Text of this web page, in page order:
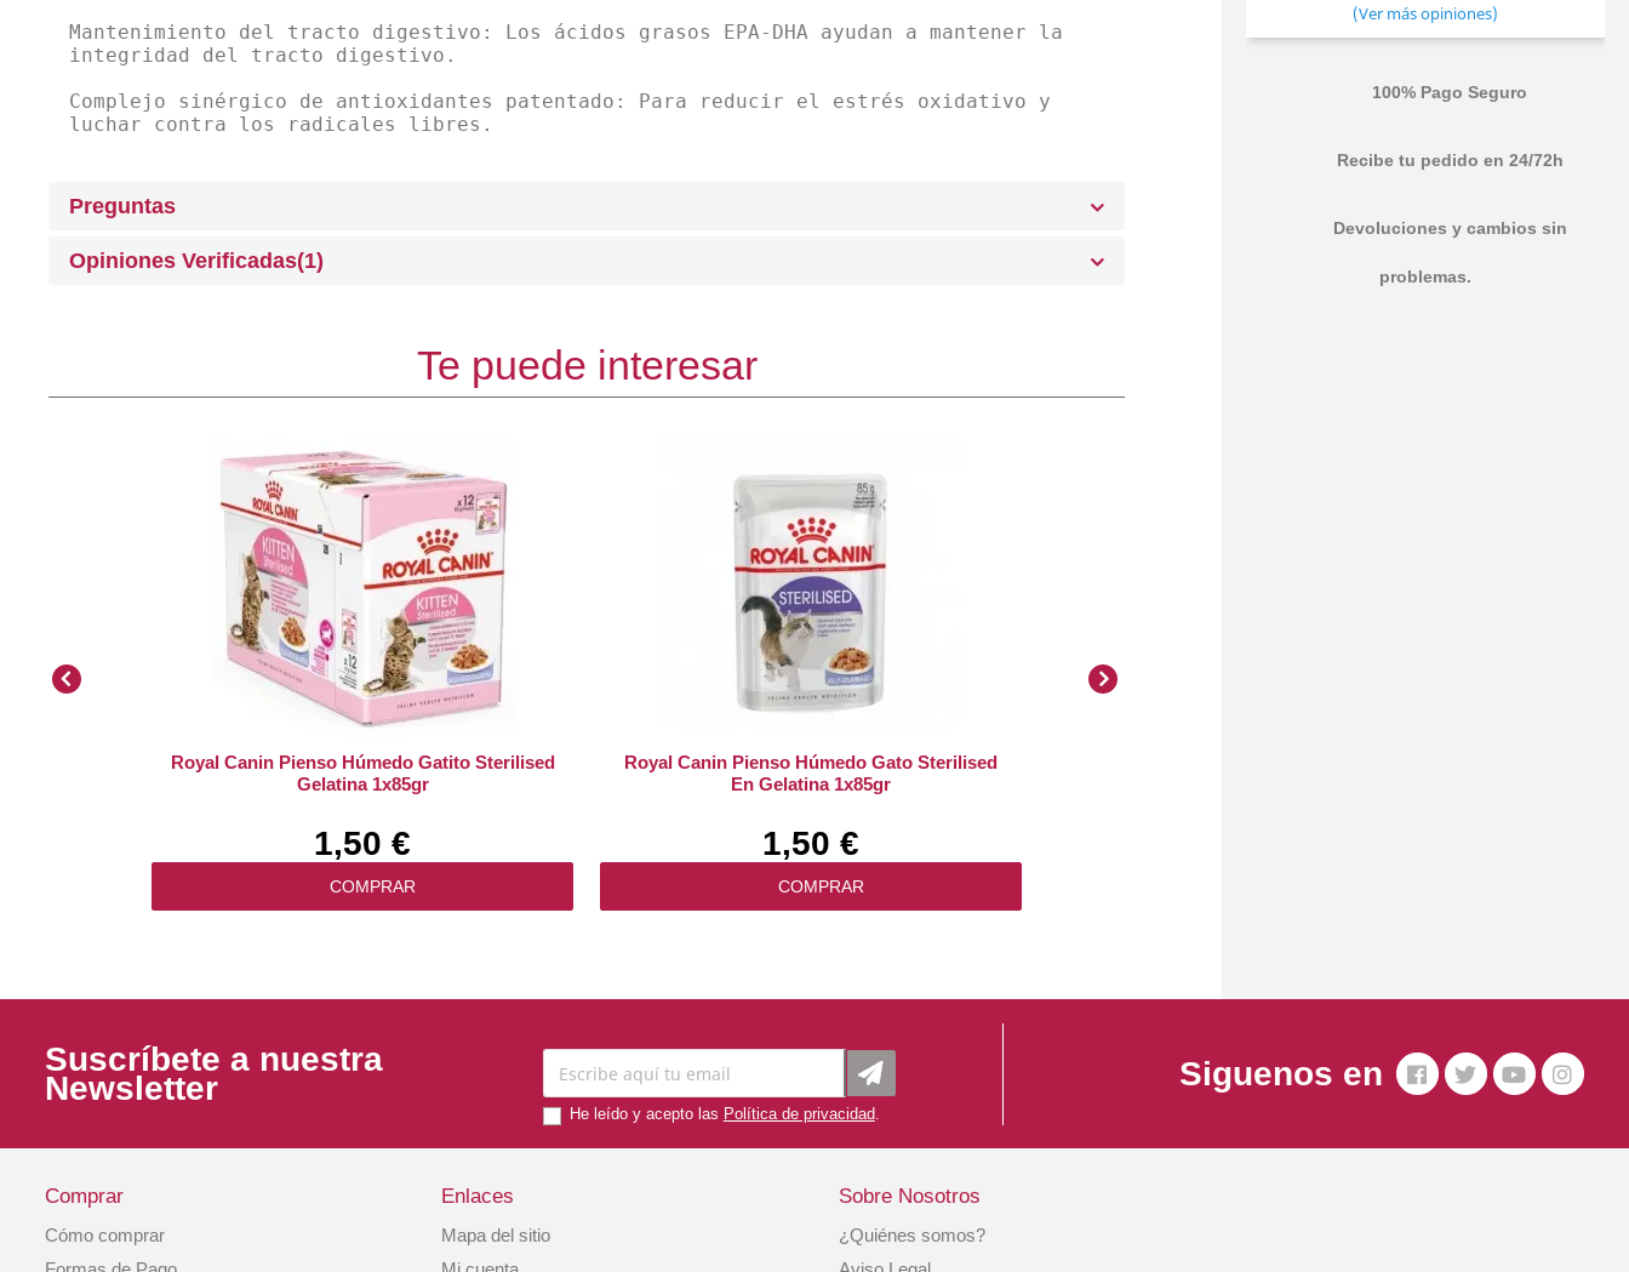
(Ver más opiniones)
100% Pago Seguro
Recibe tu pedido en 24/72h
Devoluciones y cambios sin
problemas.
Mantenimiento del tracto digestivo: Los ácidos grasos EPA-DHA ayudan a mantener la
integridad del tracto digestivo.
Complejo sinérgico de antioxidantes patentado: Para reducir el estrés oxidativo y
luchar contra los radicales libres.
Preguntas
Opiniones Verificadas(1)
Te puede interesar
Royal Canin Pienso Húmedo Gatito Sterilised
Gelatina 1x85gr
1,50 €
COMPRAR
Royal Canin Pienso Húmedo Gato Sterilised
En Gelatina 1x85gr
1,50 €
COMPRAR
Royal Canin Pienso Gato Sphynx 2kg
Pienso Gato Sobre Pollo Con Calabaza 70 Gr.
Suscríbete a nuestra
Newsletter
He leído y acepto las Política de privacidad.
Siguenos en
Comprar
Cómo comprar
Enlaces
Mapa del sitio
Sobre Nosotros
¿Quiénes somos?